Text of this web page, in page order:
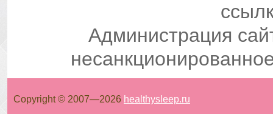
Администрация
Copyright © 2007—2026 healthysleep.ru